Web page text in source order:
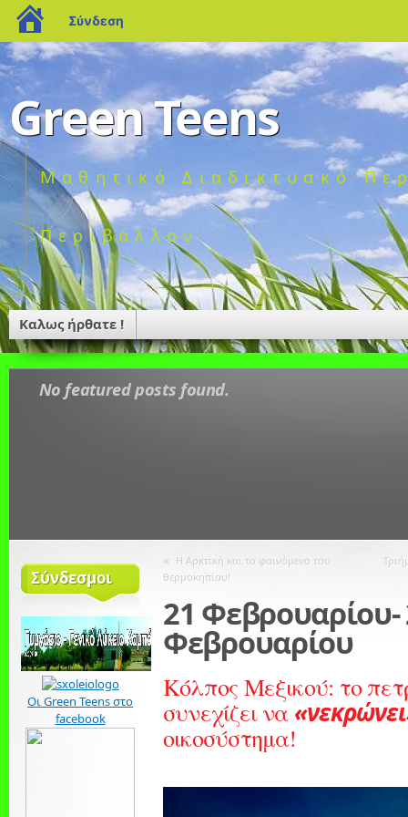
blogs.sch.gr
Σύνδεση
Green Teens
Μαθητικό Διαδικτυακό
Περιβάλλον
Καλως ήρθατε !
No featured posts found.
« Η Αρκτική και το φαινόμενο του
θερμοκηπίου!
21 Φεβρουαρίου-
Φεβρουαρίου
Κόλπος Μεξικού: το
συνεχίζει να
οικοσύστημα!
Σύνδεσμοι
Οι Green Teens στο
facebook